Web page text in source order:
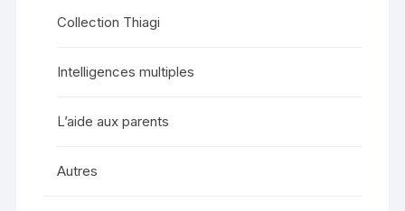
Collection Thiagi
Intelligences multiples
L’aide aux parents
Autres